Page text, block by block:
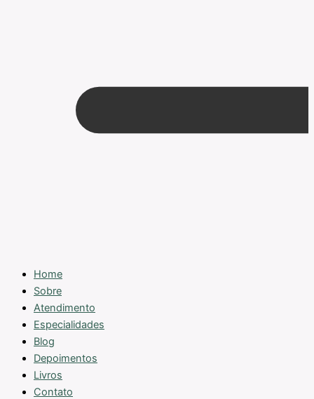
Home
Sobre
Atendimento
Especialidades
Blog
Depoimentos
Livros
Contato